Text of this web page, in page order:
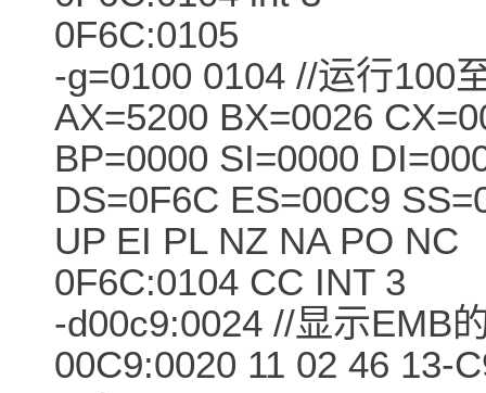
0F6C:0105
-g=0100 0104 //运行100
AX=5200 BX=0026
BP=0000 SI=0000
DS=0F6C ES=00C9
UP EI PL NZ NA PO NC
0F6C:0104 CC INT 3
-d00c9:0024 //显示EMB
00C9:0020 11 02 46 13-